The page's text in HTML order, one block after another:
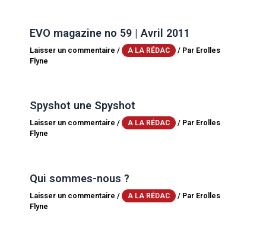
EVO magazine no 59 | Avril 2011
Laisser un commentaire / A LA RÉDAC / Par Erolles
Flyne
Spyshot une Spyshot
Laisser un commentaire / A LA RÉDAC / Par Erolles
Flyne
Qui sommes-nous ?
Laisser un commentaire / A LA RÉDAC / Par Erolles
Flyne